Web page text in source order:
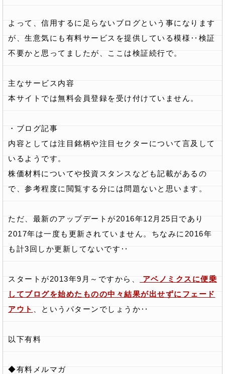
よって、信用するに足らないブログという事になります
が、生意気にも有料サービスを提供している模様‥検証
不要かと思ってましたが、ここは検証続行で。
主なサービス内容
本サイトでは無料会員登録を受け付けていません。
・ブログ記事
内容としては注目銘柄や注目セクターについて言及して
いるようです。
株価材料についてや投資スタンスなども記載があるの
で、参考程度に閲覧する分には問題ないと思います。
ただ、最新のアップデートが2016年12月25日であり
2017年は一度も更新されていません。ちなみに2016年
も計3回しか更新してないです‥
スタートが2013年9月～ですから、
アベノミクスに便乗
してブログを始めたものの中々結果が出せずにフェード
アウト
、というパターンでしょうか‥
以下有料
◆有料メルマガ